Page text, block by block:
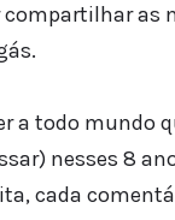
compartilhar as
a todo mundo
nesses 8
cada